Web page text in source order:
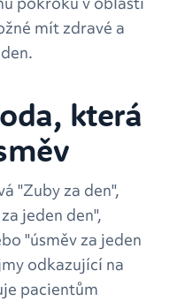
mít zdravé a
která
"Zuby za den",
jeden den",
"úsměv za jeden
odkazující na
pacientům